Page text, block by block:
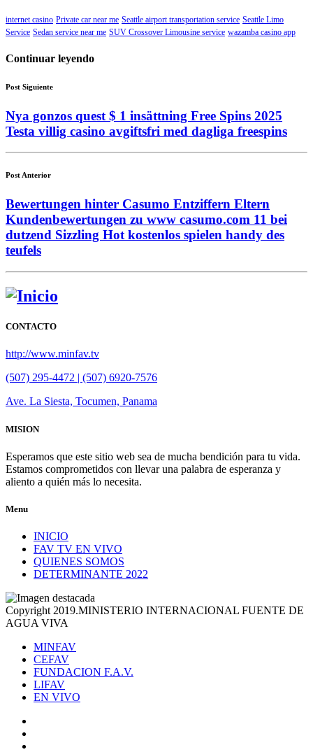
internet casino Private car near me Seattle airport transportation service Seattle Limo
Service Sedan service near me SUV Crossover Limousine service wazamba casino app
Continuar leyendo
Post Siguiente
Nya gonzos quest $ 1 insättning Free Spins 2025
Testa villig casino avgiftsfri med dagliga freespins
Post Anterior
Bewertungen hinter Casumo Entziffern Eltern
Kundenbewertungen zu www casumo.com 11 bei
dutzend Sizzling Hot kostenlos spielen handy des
teufels
CONTACTO
http://www.minfav.tv
(507) 295-4472 | (507) 6920-7576
Ave. La Siesta, Tocumen, Panama
MISION
Esperamos que este sitio web sea de mucha bendición para tu vida.
Estamos comprometidos con llevar una palabra de esperanza y
aliento a quién más lo necesita.
Menu
INICIO
FAV TV EN VIVO
QUIENES SOMOS
DETERMINANTE 2022
Copyright 2019.MINISTERIO INTERNACIONAL FUENTE DE
AGUA VIVA
MINFAV
CEFAV
FUNDACION F.A.V.
LIFAV
EN VIVO